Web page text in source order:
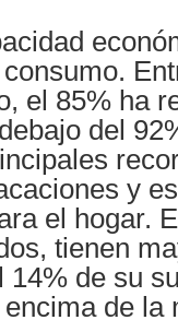
el 85% ha
del
y
el hogar.
tienen
de su
de la